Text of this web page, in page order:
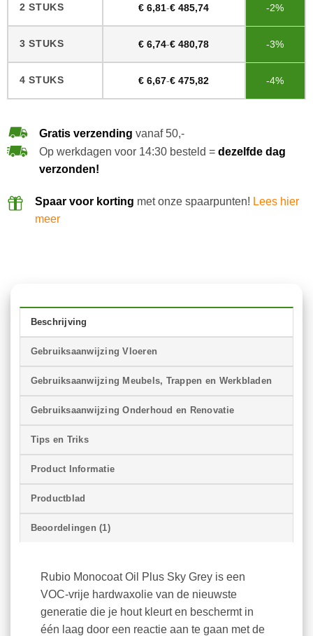
2 STUKS € 6,81-€ 485,74 -2%
3 STUKS € 6,74-€ 480,78 -3%
4 STUKS € 6,67-€ 475,82 -4%
Gratis verzending vanaf 50,-
Op werkdagen voor 14:30 besteld = dezelfde dag
verzonden!
Spaar voor korting met onze spaarpunten! Lees hier
meer
Beschrijving
Gebruiksaanwijzing Vloeren
Gebruiksaanwijzing Meubels, Trappen en Werkbladen
Gebruiksaanwijzing Onderhoud en Renovatie
Tips en Triks
Product Informatie
Productblad
Beoordelingen (1)
Rubio Monocoat Oil Plus Sky Grey is een
VOC-vrije hardwaxolie van de nieuwste
generatie die je hout kleurt en beschermt in
één laag door een reactie aan te gaan met de